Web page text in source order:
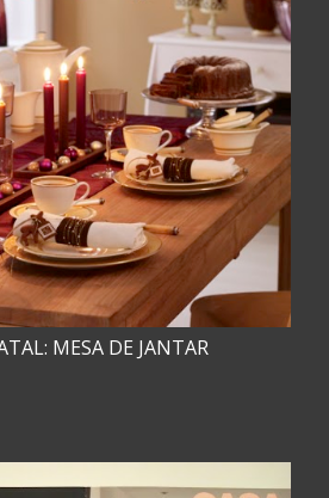
MESA DE JANTAR